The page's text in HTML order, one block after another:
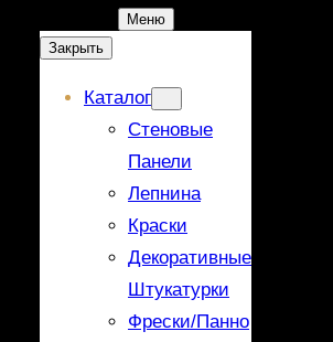
Меню
Закрыть
Каталог
Стеновые
Панели
Лепнина
Краски
Декоративные
Штукатурки
Фрески/панно